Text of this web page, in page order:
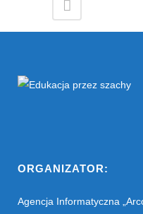
ORGANIZATOR:
Agencja Informatyczna